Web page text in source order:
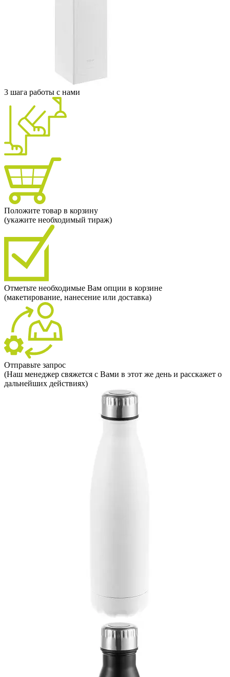
3 шага работы с нами
Положите товар в корзину
(укажите необходимый тираж)
Отметьте необходимые Вам опции в корзине
(макетирование, нанесение или доставка)
Отправьте запрос
(Наш менеджер свяжется с Вами в этот же день и расскажет о
дальнейших действиях)